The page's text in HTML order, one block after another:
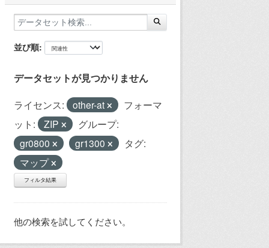
並び順
データセットが見つかりません
ライセンス: other-at
フォーマ
ット:
ZIP
グループ:
gr0800
gr1300
タグ:
マップ
フィルタ結果
他の検索を試してください。